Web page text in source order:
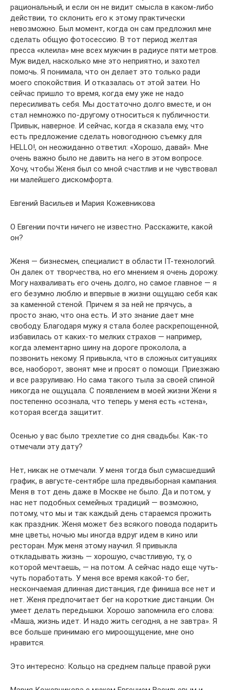
рациональный, и если он не видит смысла в каком-либо
действии, то склонить его к этому практически
невозможно. Был момент, когда он сам предложил мне
сделать общую фотосессию. В тот период желтая
пресса «клеила» мне всех мужчин в радиусе пяти метров.
Муж видел, насколько мне это неприятно, и захотел
помочь. Я понимала, что он делает это только ради
моего спокойствия. И отказалась от этой затеи. Но
сейчас пришло то время, когда ему уже не надо
пересиливать себя. Мы достаточно долго вместе, и он
стал немножко по-другому относиться к публичности.
Привык, наверное. И сейчас, когда я сказала ему, что
есть предложение сделать новогоднюю съемку для
HELLO!, он неожиданно ответил: «Хорошо, давай». Мне
очень важно было не давить на него в этом вопросе.
Хочу, чтобы Женя был со мной счастлив и не чувствовал
ни малейшего дискомфорта.
Евгений Васильев и Мария Кожевникова
О Евгении почти ничего не известно. Расскажите, какой
он?
Женя — бизнесмен, специалист в области IT-технологий.
Он далек от творчества, но его мнением я очень дорожу.
Могу нахваливать его очень долго, но самое главное — я
его безумно люблю и впервые в жизни ощущаю себя как
за каменной стеной. Причем я за ней не прячусь, а
просто знаю, что она есть. И это знание дает мне
свободу. Благодаря мужу я стала более раскрепощенной,
избавилась от каких-то мелких страхов — например,
когда элементарно шину на дороге проколола, а
позвонить некому. Я привыкла, что в сложных ситуациях
все, наоборот, звонят мне и просят о помощи. Приезжаю
и все разруливаю. Но сама такого тыла за своей спиной
никогда не ощущала. С появлением в моей жизни Жени я
постепенно осознала, что теперь у меня есть «стена»,
которая всегда защитит.
Осенью у вас было трехлетие со дня свадьбы. Как-то
отмечали эту дату?
Нет, никак не отмечали. У меня тогда был сумасшедший
график, в августе-сентябре шла предвыборная кампания.
Меня в тот день даже в Москве не было. Да и потом, у
нас нет подобных семейных традиций — возможно,
потому, что мы и так каждый день стараемся прожить
как праздник. Женя может без всякого повода подарить
мне цветы, ночью мы иногда вдруг идем в кино или
ресторан. Муж меня этому научил. Я при­выкла
откладывать жизнь — хорошую, счастливую, ту, о
которой мечтаешь, — на потом. А сейчас надо еще чуть-
чуть поработать. У меня все время какой-то бег,
нескончаемая длинная дистанция, где финиша все нет и
нет. Женя предпочитает бег на короткие дистанции. Он
умеет делать передышки. Хорошо запомнила его слова:
«Маша, жизнь идет. И надо жить сегодня, а не завтра». Я
все больше принимаю его мироощущение, мне оно
нравится.
Это интересно: Кольцо на среднем пальце правой руки